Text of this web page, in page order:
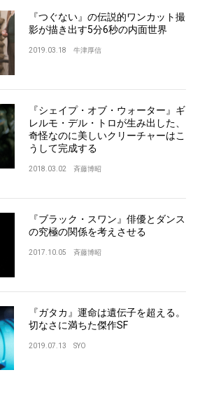
『つぐない』の伝説的ワンカット撮
影が描き出す5分6秒の内面世界
2019.03.18 牛津厚信
『シェイプ・オブ・ウォーター』ギ
レルモ・デル・トロが生み出した、
奇怪なのに美しいクリーチャーはこ
うして完成する
2018.03.02 斉藤博昭
『ブラック・スワン』俳優とダンス
の究極の関係を考えさせる
2017.10.05 斉藤博昭
『ガタカ』運命は遺伝子を超える。
切なさに満ちた傑作SF
2019.07.13 SYO